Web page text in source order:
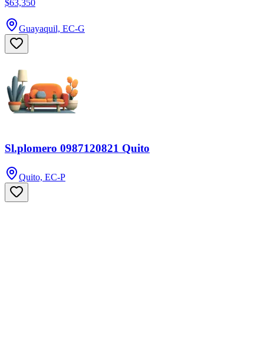
$63,350
Guayaquil, EC-G
Sl.plomero 0987120821 Quito
Quito, EC-P